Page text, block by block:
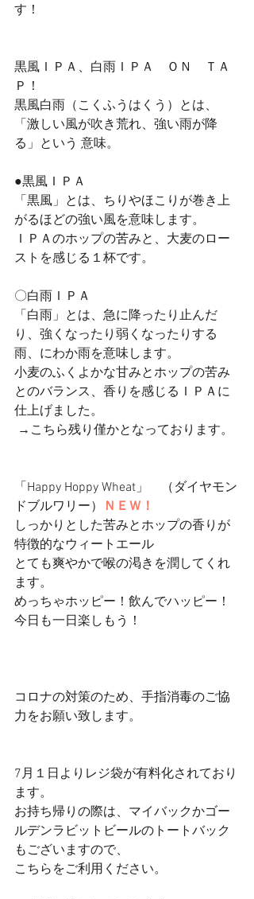
す！
黒風ＩＰＡ、白雨ＩＰＡ　ＯＮ　ＴＡ
Ｐ！
黒風白雨（こくふうはくう）とは、
「激しい風が吹き荒れ、強い雨が降
る」という 意味。
●黒風ＩＰＡ
「黒風」とは、ちりやほこりが巻き上
がるほどの強い風を意味します。
ＩＰＡのホップの苦みと、大麦のロー
ストを感じる１杯です。
〇白雨ＩＰＡ
「白雨」とは、急に降ったり止んだ
り、強くなったり弱くなったりする
雨、にわか雨を意味します。
小麦のふくよかな甘みとホップの苦み
とのバランス、香りを感じるＩＰＡに
仕上げました。
→こちら残り僅かとなっております。
「Happy Hoppy Wheat」　（ダイヤモン
ドブルワリー）
ＮＥＷ！
しっかりとした苦みとホップの香りが
特徴的なウィートエール
とても爽やかで喉の渇きを潤してくれ
ます。
めっちゃホッピー！飲んでハッピー！
今日も一日楽しもう！
コロナの対策のため、手指消毒のご協
力をお願い致します。
7月１日よりレジ袋が有料化されており
ます。
お持ち帰りの際は、マイバックかゴー
ルデンラビットビールのトートバック
もございますので、
こちらをご利用ください。